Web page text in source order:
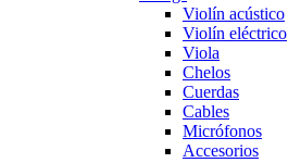
Violín acústico
Violín eléctrico
Viola
Chelos
Cuerdas
Cables
Micrófonos
Accesorios